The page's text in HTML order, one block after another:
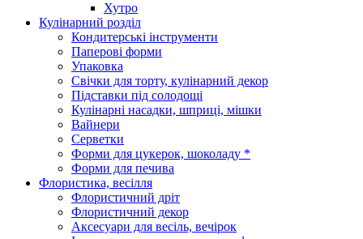
Хутро
Кулінарний розділ
Кондитерські інструменти
Паперові форми
Упаковка
Свічки для торту, кулінарний декор
Підставки під солодощі
Кулінарні насадки, шприці, мішки
Вайнери
Серветки
Форми для цукерок, шоколаду *
Форми для печива
Флористика, весілля
Флористичний дріт
Флористичний декор
Аксесуари для весіль, вечірок